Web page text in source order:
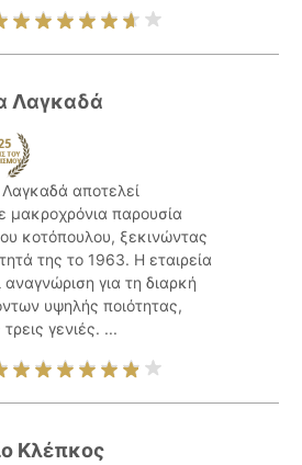
Λαγκαδά
αποτελεί
μακροχρόνια παρουσία
κοτόπουλου, ξεκινώντας
της το 1963. Η εταιρεία
αναγνώριση για τη διαρκή
υψηλής ποιότητας,
γενιές. ...
Κλέπκος